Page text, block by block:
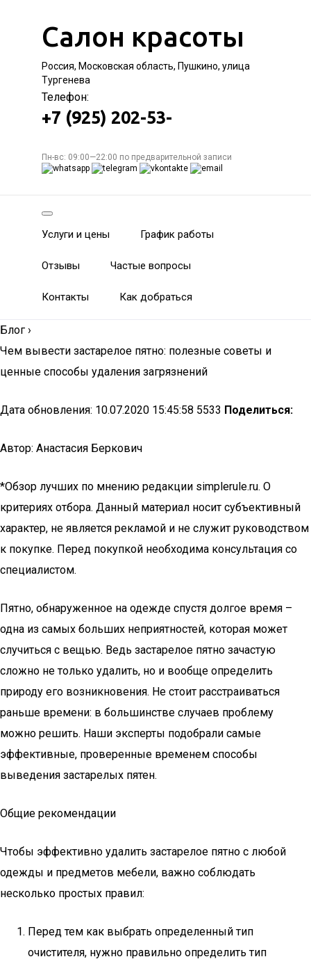
Салон красоты
Россия, Московская область, Пушкино, улица
Тургенева
Телефон:
+7 (925) 202-53-
Пн-вс: 09:00—22:00 по предварительной записи
Услуги и цены График работы
Отзывы Частые вопросы
Контакты Как добраться
Блог ›
Чем вывести застарелое пятно: полезные советы и
ценные способы удаления загрязнений
Дата обновления: 10.07.2020 15:45:58 5533 Поделиться:
Автор: Анастасия Беркович
*Обзор лучших по мнению редакции simplerule.ru. О
критериях отбора. Данный материал носит субъективный
характер, не является рекламой и не служит руководством
к покупке. Перед покупкой необходима консультация со
специалистом.
Пятно, обнаруженное на одежде спустя долгое время –
одна из самых больших неприятностей, которая может
случиться с вещью. Ведь застарелое пятно зачастую
сложно не только удалить, но и вообще определить
природу его возникновения. Не стоит расстраиваться
раньше времени: в большинстве случаев проблему
можно решить. Наши эксперты подобрали самые
эффективные, проверенные временем способы
выведения застарелых пятен.
Общие рекомендации
Чтобы эффективно удалить застарелое пятно с любой
одежды и предметов мебели, важно соблюдать
несколько простых правил:
Перед тем как выбрать определенный тип
очистителя, нужно правильно определить тип